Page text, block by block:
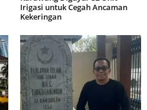
Irigasi untuk Cegah Ancaman
Kekeringan